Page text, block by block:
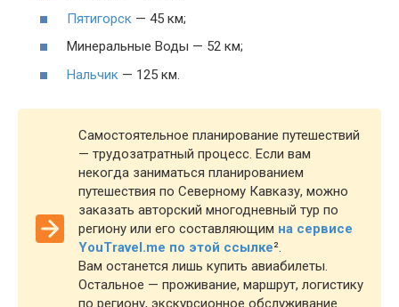
Пятигорск — 45 км;
Минеральные Воды — 52 км;
Нальчик — 125 км.
Самостоятельное планирование путешествий
— трудозатратный процесс. Если вам
некогда заниматься планированием
путешествия по Северному Кавказу, можно
заказать авторский многодневный тур по
региону или его составляющим на сервисе
YouTravel.me по этой ссылке².
Вам останется лишь купить авиабилеты.
Остальное — проживание, маршрут, логистику
по региону, экскурсионное обслуживание